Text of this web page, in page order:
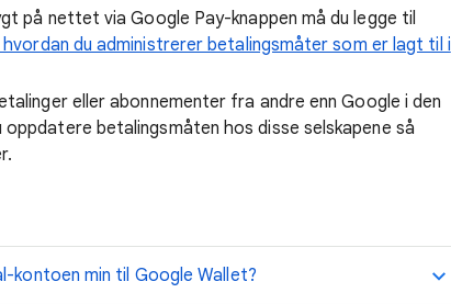
på nettet via Google Pay-knappen må du legge til
hvordan du administrerer betalingsmåter som er lagt til i
eller abonnementer fra andre enn Google i den
betalingsmåten hos disse selskapene så
kontoen min til Google Wallet?